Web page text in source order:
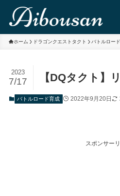
ホーム ドラゴンクエストタクト バトルロー
【DQタクト】
2023
7/17
バトルロード育成 2022年9月20日
スポンサー